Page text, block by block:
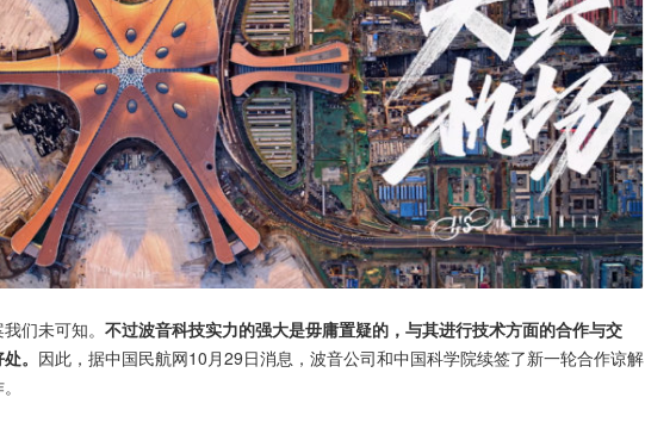
们未可知。 不过波音科技实力的强大是毋庸置疑的，与其进行技术方面的合作与交
。 因此，据中国民航网10月29日消息，波音公司和中国科学院续签了新一轮合作谅解